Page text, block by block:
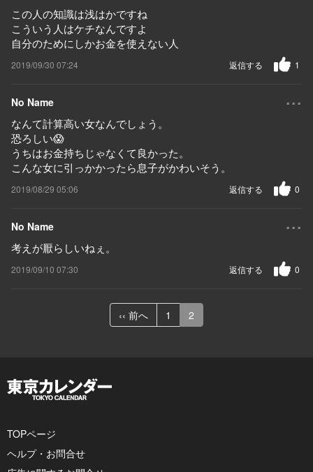
この人の知識は浅はかですね
こういう人はケチなんですよ
自分のためにしかお金を使えない人
2019/09/30 07:24 1
返信する
No Name ...
なんて計算高い女なんでしょう。
恐ろしい😱
うちはお金持ちじゃなくて良かった。
こんな女に引っかかったら息子がかわいそう。
2019/08/29 05:06 0
返信する
No Name ...
考えが厭らしいねぇ。
2019/09/10 07:30 0
返信する
‹‹ 前へ 1 2
TOPページ
ヘルプ・お問合せ